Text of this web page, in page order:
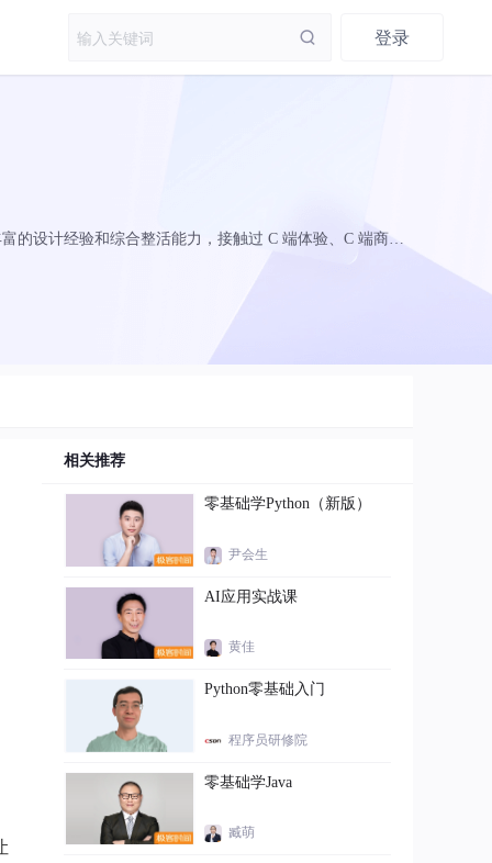
登录
的设计经验和综合整活能力，接触过 C 端体验、C 端商业
相关推荐
零基础学Python（新版）
尹会生
AI应用实战课
黄佳
Python零基础入门
程序员研修院
零基础学Java
臧萌